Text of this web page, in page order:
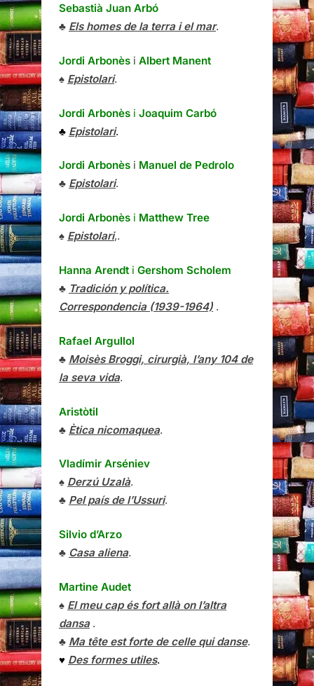
Sebastià Juan Arbó
♣ Els homes de la terra i el mar.
Jordi Arbonès i Albert Manent
♠ Epistolari.
Jordi Arbonès i Joaquim Carbó
♣ Epistolari.
Jordi Arbonès i Manuel de Pedrolo
♣ Epistolari.
Jordi Arbonès i Matthew Tree
♠ Epistolari,.
Hanna Arendt i Gershom Scholem
♣ Tradición y política.
Correspondencia (1939-1964) .
Rafael Argullol
♣ Moisès Broggi, cirurgià, l’any 104 de
la seva vida.
Aristòtil
♣ Ètica nicomaquea.
Vladímir Arséniev
♠ Derzú Uzalà.
♣ Pel país de l’Ussuri.
Silvio d’Arzo
♣ Casa aliena.
Martine Audet
♠ El meu cap és fort allà on l’altra
dansa.
♣ Ma tête est forte de celle qui danse.
♥ Des formes utiles.